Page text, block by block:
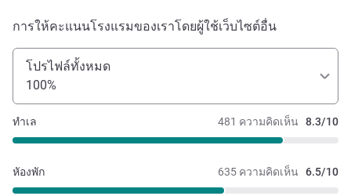
การให้คะแนนโรงแรมของเราโดยผู้ใช้เว็บไซต์อื่น
โปรไฟล์ทั้งหมด
100%
481 ความคิดเห็น 8.3/10
ทำเล
635 ความคิดเห็น 6.5/10
หัองพัก